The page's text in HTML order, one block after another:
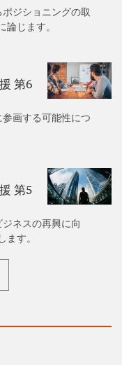
ジショニングの取
じます。
第6
画する可能性につ
第5
ネスの再興に向
す。